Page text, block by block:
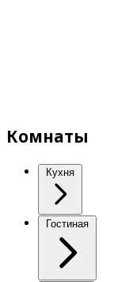
Комнаты
Кухня
Гостиная